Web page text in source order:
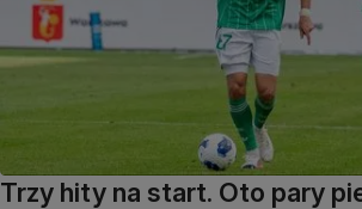
Trzy hity na start. Oto pary